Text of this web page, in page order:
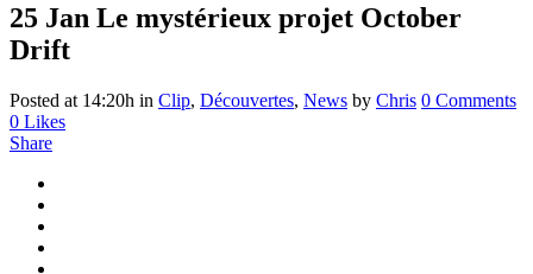
25 Jan Le mystérieux projet October
Drift
Posted at 14:20h in Clip, Découvertes, News by Chris 0 Comments
0 Likes
Share